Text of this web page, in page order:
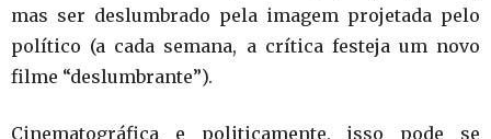
mas ser deslumbrado pela imagem projetada pelo
político (a cada semana, a crítica festeja um novo
filme “deslumbrante”).
Cinematográfica e politicamente, isso pode se